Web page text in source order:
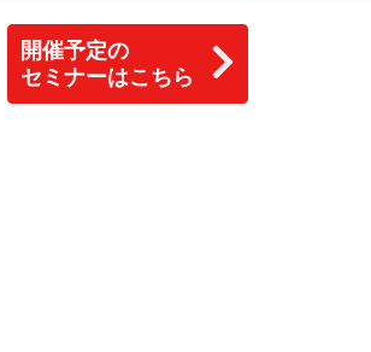
開催予定の
セミナーはこちら